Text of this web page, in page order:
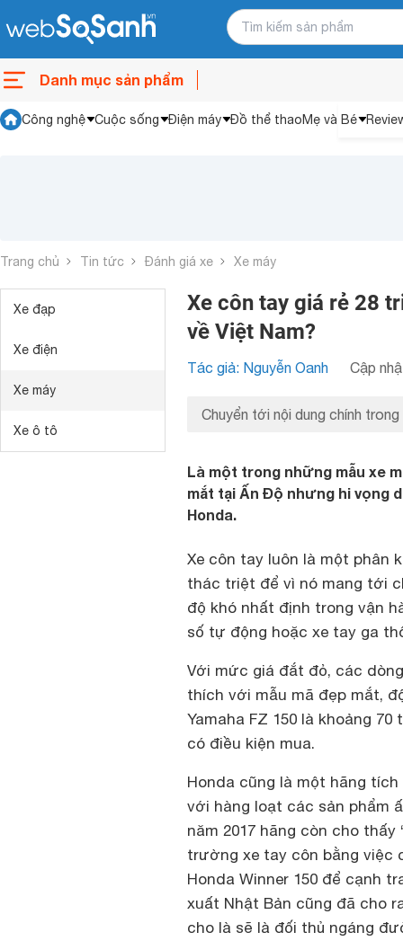
Danh mục sản phẩm
Công nghệ Cuộc sống Điện máy Đồ thể thaoMẹ và Bé
Trang chủ Tin tức Đánh giá xe Xe máy
Xe đạp
Xe điện
Xe máy
Xe ô tô
Xe côn tay giá rẻ 28
về Việt Nam?
Tác giả: Nguyễn Oanh Cập
Chuyển tới nội dung chính trong
Là một trong những mẫu xe
mắt tại Ấn Độ nhưng hi vọng
Honda.
Xe côn tay luôn là một phân
thác triệt để vì nó mang tới
độ khó nhất định trong vận
số tự động hoặc xe tay ga
Với mức giá đắt đỏ, các
thích với mẫu mã đẹp mắt,
Yamaha FZ 150 là khoảng
có điều kiện mua.
Honda cũng là một hãng
với hàng loạt các sản phẩm
năm 2017 hãng còn cho
trường xe tay côn bằng việc
Honda Winner 150 để cạnh
xuất Nhật Bản cũng đã cho
cho là sẽ là đối thủ ngáng